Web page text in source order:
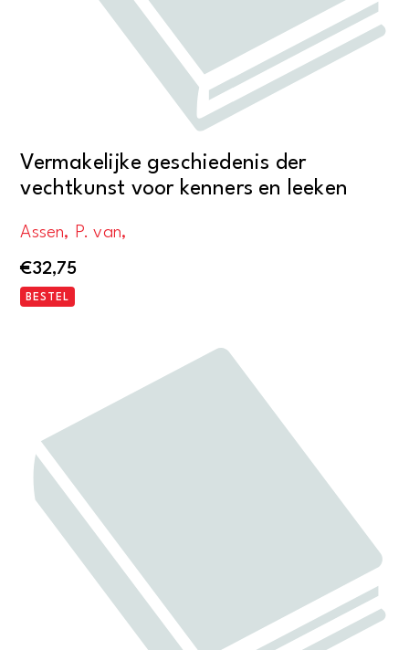
Vermakelijke geschiedenis der
vechtkunst voor kenners en leeken
Assen, P. van,
€32,75
BESTEL